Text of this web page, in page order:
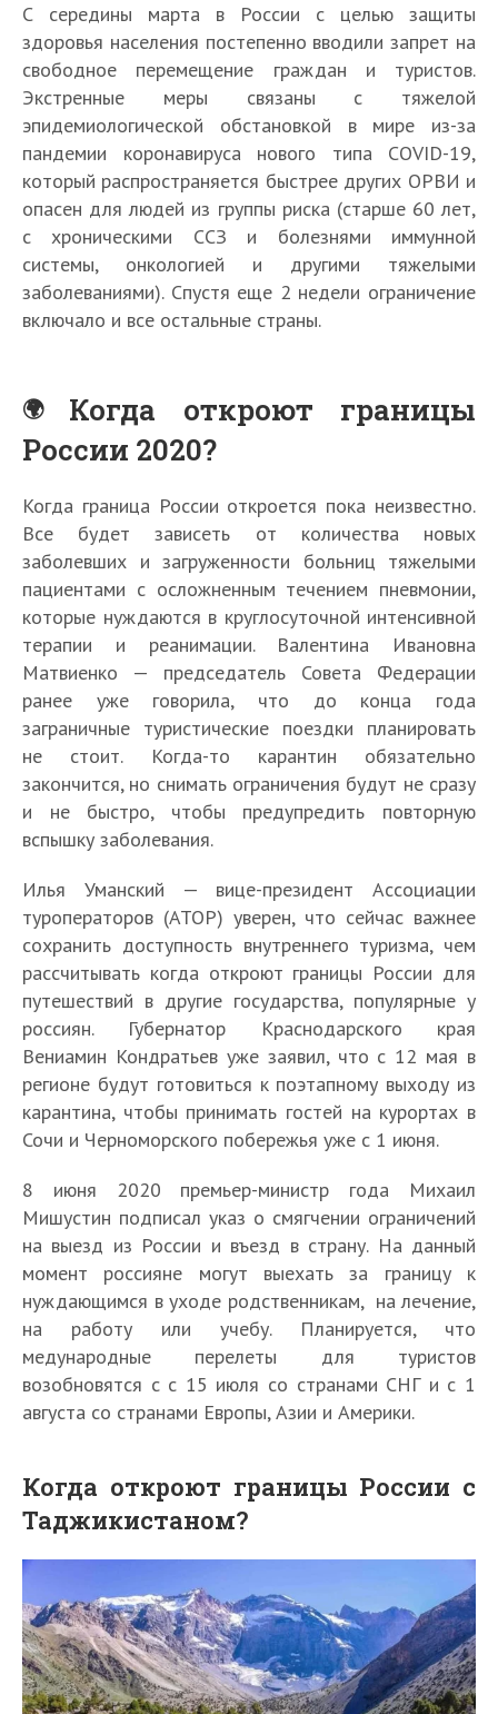
С середины марта в России с целью защиты
здоровья населения постепенно вводили запрет на
свободное перемещение граждан и туристов.
Экстренные меры связаны с тяжелой
эпидемиологической обстановкой в мире из-за
пандемии коронавируса нового типа COVID-19,
который распространяется быстрее других ОРВИ и
опасен для людей из группы риска (старше 60 лет,
с хроническими ССЗ и болезнями иммунной
системы, онкологией и другими тяжелыми
заболеваниями). Спустя еще 2 недели ограничение
включало и все остальные страны.
Когда откроют границы
России 2020?
Когда граница России откроется пока неизвестно.
Все будет зависеть от количества новых
заболевших и загруженности больниц тяжелыми
пациентами с осложненным течением пневмонии,
которые нуждаются в круглосуточной интенсивной
терапии и реанимации. Валентина Ивановна
Матвиенко — председатель Совета Федерации
ранее уже говорила, что до конца года
заграничные туристические поездки планировать
не стоит. Когда-то карантин обязательно
закончится, но снимать ограничения будут не сразу
и не быстро, чтобы предупредить повторную
вспышку заболевания.
Илья Уманский — вице-президент Ассоциации
туроператоров (АТОР) уверен, что сейчас важнее
сохранить доступность внутреннего туризма, чем
рассчитывать когда откроют границы России для
путешествий в другие государства, популярные у
россиян. Губернатор Краснодарского края
Вениамин Кондратьев уже заявил, что с 12 мая в
регионе будут готовиться к поэтапному выходу из
карантина, чтобы принимать гостей на курортах в
Сочи и Черноморского побережья уже с 1 июня.
8 июня 2020 премьер-министр года Михаил
Мишустин подписал указ о смягчении ограничений
на выезд из России и въезд в страну. На данный
момент россияне могут выехать за границу к
нуждающимся в уходе родственникам, на лечение,
на работу или учебу. Планируется, что
медународные перелеты для туристов
возобновятся с с 15 июля со странами СНГ и с 1
августа со странами Европы, Азии и Америки.
Когда откроют границы России с
Таджикистаном?